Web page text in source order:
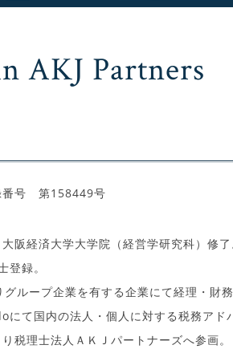
AKJ Partners
号 第158449号
阪経済大学大学院（経営学研究科）修了
登録。
ループ企業を有する企業にて経理・財
にて国内の法人・個人に対する税務アド
税理士法人ＡＫＪパートナーズへ参画。